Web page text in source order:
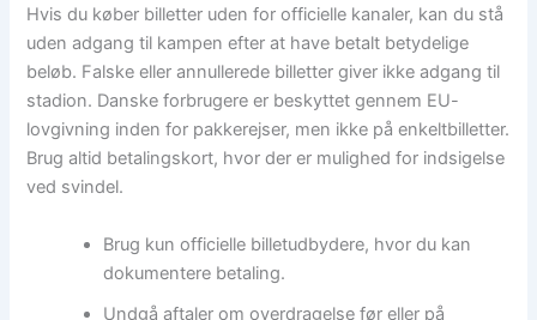
Hvis du køber billetter uden for officielle kanaler, kan du stå
uden adgang til kampen efter at have betalt betydelige
beløb. Falske eller annullerede billetter giver ikke adgang til
stadion. Danske forbrugere er beskyttet gennem EU-
lovgivning inden for pakkerejser, men ikke på enkeltbilletter.
Brug altid betalingskort, hvor der er mulighed for indsigelse
ved svindel.
Brug kun officielle billetudbydere, hvor du kan
dokumentere betaling.
Undgå aftaler om overdragelse før eller på